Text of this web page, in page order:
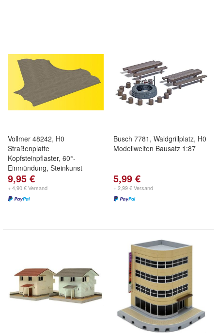
Vollmer 48242, H0
Straßenplatte
Kopfsteinpflaster, 60°-
Einmündung, Steinkunst
9,95 €
+ 4,90 € Versand
Busch 7781, Waldgrillplatz, H0
Modellwelten Bausatz 1:87
5,99 €
+ 2,99 € Versand